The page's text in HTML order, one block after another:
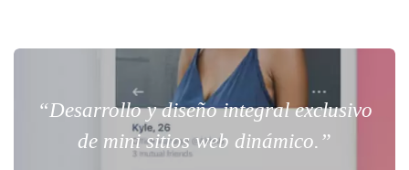
“Desarrollo y diseño integral exclusivo
de mini sitios web dinámico.”